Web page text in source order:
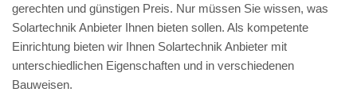
gerechten und günstigen Preis. Nur müssen Sie wissen, was
Solartechnik Anbieter Ihnen bieten sollen. Als kompetente
Einrichtung bieten wir Ihnen Solartechnik Anbieter mit
unterschiedlichen Eigenschaften und in verschiedenen
Bauweisen.